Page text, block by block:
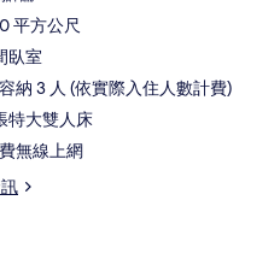
平方公尺
臥室
納 3 人 (依實際入住人數計費)
特大雙人床
無線上網